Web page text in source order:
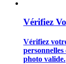
Vérifiez
Vérifiez
photo valide.